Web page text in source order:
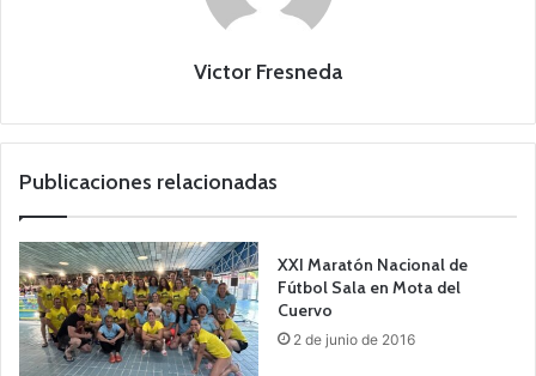
Victor Fresneda
Publicaciones relacionadas
XXI Maratón Nacional de
Fútbol Sala en Mota del
Cuervo
2 de junio de 2016